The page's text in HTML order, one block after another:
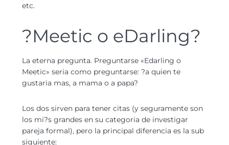
etc.
?Meetic o eDarling?
La eterna pregunta. Preguntarse «Edarling o
Meetic» seri­a como preguntarse: ?a quien te
gustaria mas, a mama o a papa?
Los dos sirven para tener citas (y seguramente son
los mi?s grandes en su categoria de investigar
pareja formal), pero la principal diferencia es la sub
siguiente: